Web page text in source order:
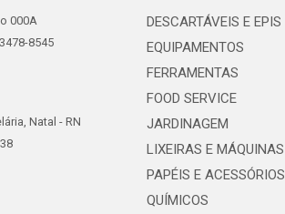
000A
8545
Natal - RN
DESCARTÁVEIS E EPIS
EQUIPAMENTOS
FERRAMENTAS
FOOD SERVICE
JARDINAGEM
LIXEIRAS E MÁQUINAS
PAPÉIS E ACESSÓRIOS
QUÍMICOS